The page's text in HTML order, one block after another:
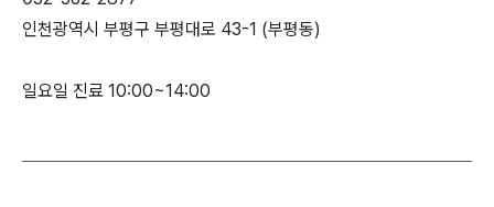
인천광역시 부평구 부평대로 43-1 (부평동)
일요일 진료 10:00~14:00